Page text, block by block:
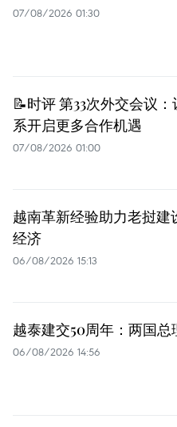
07/08/2026 01:30
📝时评 第33次外交会议
系开启更多合作机遇
07/08/2026 01:00
越南革新经验助力老挝建
经济
06/08/2026 15:13
越泰建交50周年：两国总
06/08/2026 14:56